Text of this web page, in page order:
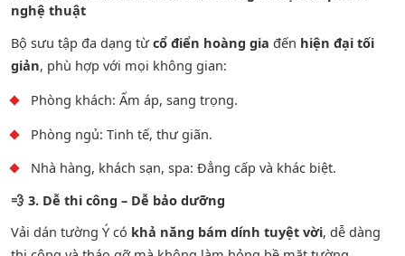
nghệ thuật
Bộ sưu tập đa dạng từcổ điển hoàng gia đến hiện đại tối
giản, phù hợp với mọi không gian:
Phòng khách: Ấm áp, sang trọng.
Phòng ngủ: Tinh tế, thư giãn.
Nhà hàng, khách sạn, spa: Đẳng cấp và khác biệt.
💨 3. Dễ thi công – Dễ bảo dưỡng
Vải dán tường Ý có khả năng bám dính tuyệt vời, dễ dàng